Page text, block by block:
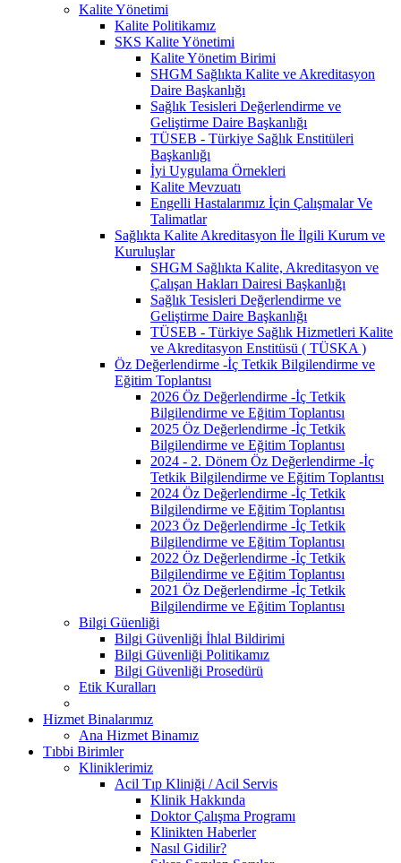
Kalite Yönetimi
Kalite Politikamız
SKS Kalite Yönetimi
Kalite Yönetim Birimi
SHGM Sağlıkta Kalite ve Akreditasyon
Daire Başkanlığı
Sağlık Tesisleri Değerlendirme ve
Geliştirme Daire Başkanlığı
TÜSEB - Türkiye Sağlık Enstitüleri
Başkanlığı
İyi Uygulama Örnekleri
Kalite Mevzuatı
Engelli Hastalarımız İçin Çalışmalar Ve
Talimatlar
Sağlıkta Kalite Akreditasyon İle İlgili Kurum ve
Kuruluşlar
SHGM Sağlıkta Kalite, Akreditasyon ve
Çalışan Hakları Dairesi Başkanlığı
Sağlık Tesisleri Değerlendirme ve
Geliştirme Daire Başkanlığı
TÜSEB - Türkiye Sağlık Hizmetleri Kalite
ve Akreditasyon Enstitüsü ( TÜSKA )
Öz Değerlendirme -İç Tetkik Bilgilendirme ve
Eğitim Toplantısı
2026 Öz Değerlendirme -İç Tetkik
Bilgilendirme ve Eğitim Toplantısı
2025 Öz Değerlendirme -İç Tetkik
Bilgilendirme ve Eğitim Toplantısı
2024 - 2. Dönem Öz Değerlendirme -İç
Tetkik Bilgilendirme ve Eğitim Toplantısı
2024 Öz Değerlendirme -İç Tetkik
Bilgilendirme ve Eğitim Toplantısı
2023 Öz Değerlendirme -İç Tetkik
Bilgilendirme ve Eğitim Toplantısı
2022 Öz Değerlendirme -İç Tetkik
Bilgilendirme ve Eğitim Toplantısı
2021 Öz Değerlendirme -İç Tetkik
Bilgilendirme ve Eğitim Toplantısı
Bilgi Güenliği
Bilgi Güvenliği İhlal Bildirimi
Bilgi Güvenliği Politikamız
Bilgi Güvenliği Prosedürü
Etik Kuralları
Hizmet Binalarımız
Ana Hizmet Binamız
Tıbbi Birimler
Kliniklerimiz
Acil Tıp Kliniği / Acil Servis
Klinik Hakkında
Doktor Çalışma Programı
Klinikten Haberler
Nasıl Gidilir?